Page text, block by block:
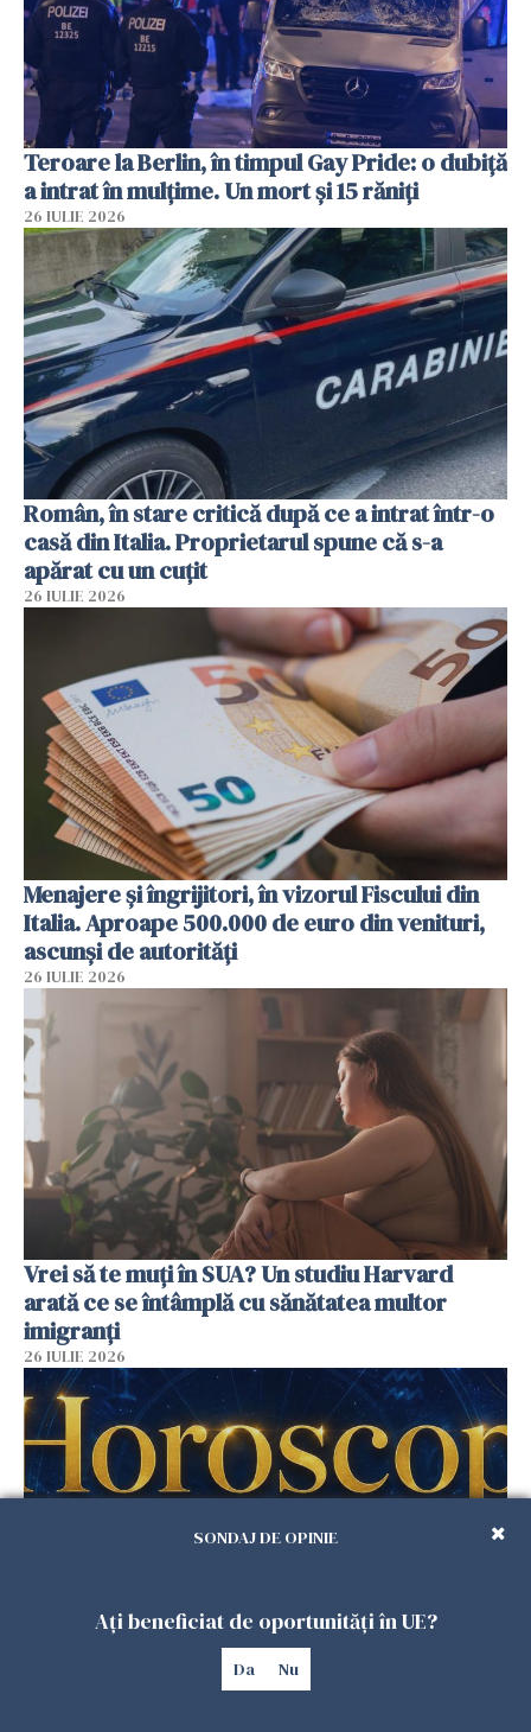
Teroare la Berlin, în timpul Gay Pride: o dubiță
a intrat în mulțime. Un mort și 15 răniți
26 IULIE 2026
Român, în stare critică după ce a intrat într-o
casă din Italia. Proprietarul spune că s-a
apărat cu un cuțit
26 IULIE 2026
Menajere și îngrijitori, în vizorul Fiscului din
Italia. Aproape 500.000 de euro din venituri,
ascunși de autorități
26 IULIE 2026
Vrei să te muți în SUA? Un studiu Harvard
arată ce se întâmplă cu sănătatea multor
imigranți
26 IULIE 2026
Horoscop 27 iulie. Lunea care schimbă ritmul
săptămânii. Universul deschide uși
SONDAJ DE OPINIE
Ați beneficiat de oportunități în UE?
Da Nu